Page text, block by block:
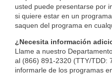
usted puede presentarse por
si quiere estar en un
saquen del programa en
¿Necesita información
Llame a nuestro
al (866) 891-2320 (TTY/TDD:
informarle de los programas